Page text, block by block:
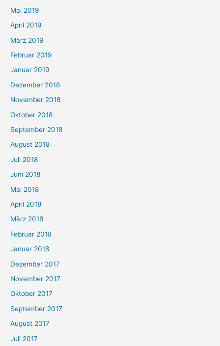
Mai 2019
April 2019
März 2019
Februar 2019
Januar 2019
Dezember 2018
November 2018
Oktober 2018
September 2018
August 2018
Juli 2018
Juni 2018
Mai 2018
April 2018
März 2018
Februar 2018
Januar 2018
Dezember 2017
November 2017
Oktober 2017
September 2017
August 2017
Juli 2017